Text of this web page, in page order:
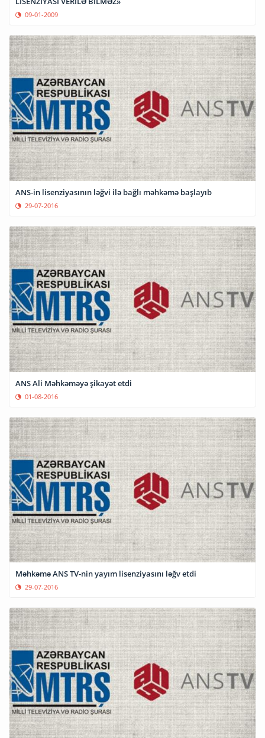
09-01-2009
ANS-in lisenziyasının ləğvi ilə bağlı məhkəmə başlayıb
29-07-2016
ANS Ali Məhkəməyə şikayət etdi
01-08-2016
Məhkəmə ANS TV-nin yayım lisenziyasını ləğv etdi
29-07-2016